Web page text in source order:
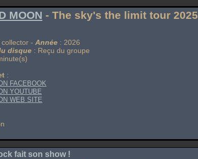
MOON - The sky's the limit tour 2025
- Année : 2026
disque : Reçu du groupe
:
FACEBOOK
YOUTUBE
WEB SITE
fait son show !